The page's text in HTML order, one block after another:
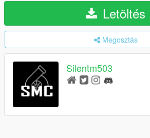
Letöltés
Megosztás
Silentm503